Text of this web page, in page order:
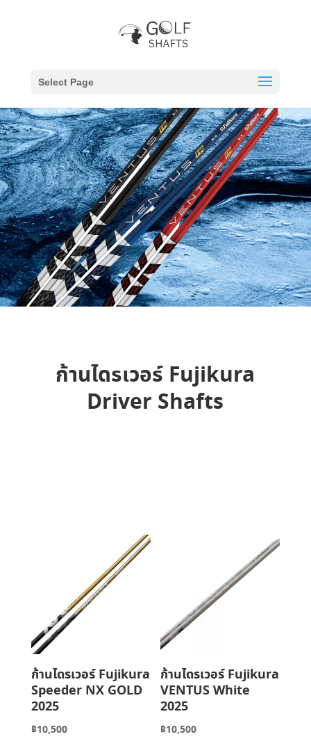
Select Page
ก้านไดรเวอร์ Fujikura
Driver Shafts
ก้านไดรเวอร์ Fujikura
Speeder NX GOLD
2025
฿10,500
ก้านไดรเวอร์ Fujikura
VENTUS White
2025
฿10,500